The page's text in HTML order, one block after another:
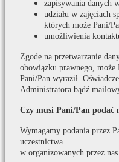
zapisywania danych
udziału w zajęciach
których może Pani/
umożliwienia
Zgodę na przetwarzanie
obowiązku prawnego,
Pani/Pan wyraził.
Administratora bądź
Czy musi Pani/Pan podać
Wymagamy podania przez
uczestnictwa
w organizowanych przez